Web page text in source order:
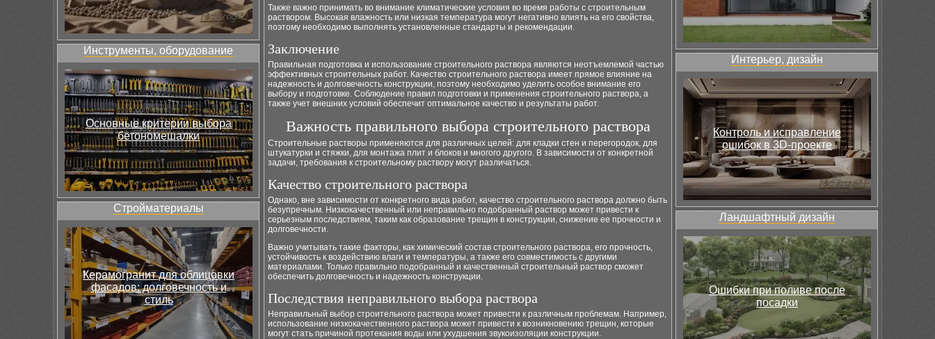
Инструменты, оборудование
Основные критерии выбора
бетономешалки
Стройматериалы
Керамогранит для облицовки
фасадов: долговечность и
стиль
Также важно принимать во внимание климатические условия во время работы с строительным
раствором. Высокая влажность или низкая температура могут негативно влиять на его свойства,
поэтому необходимо выполнять установленные стандарты и рекомендации.
Заключение
Правильная подготовка и использование строительного раствора являются неотъемлемой частью
эффективных строительных работ. Качество строительного раствора имеет прямое влияние на
надежность и долговечность конструкции, поэтому необходимо уделить особое внимание его
выбору и подготовке. Соблюдение правил подготовки и применения строительного раствора, а
также учет внешних условий обеспечит оптимальное качество и результаты работ.
Важность правильного выбора строительного раствора
Строительные растворы применяются для различных целей: для кладки стен и перегородок, для
штукатурки и стяжки, для монтажа плит и блоков и многого другого. В зависимости от конкретной
задачи, требования к строительному раствору могут различаться.
Качество строительного раствора
Однако, вне зависимости от конкретного вида работ, качество строительного раствора должно быть
безупречным. Низкокачественный или неправильно подобранный раствор может привести к
серьезным последствиям, таким как образование трещин в конструкции, снижение ее прочности и
долговечности.
Важно учитывать такие факторы, как химический состав строительного раствора, его прочность,
устойчивость к воздействию влаги и температуры, а также его совместимость с другими
материалами. Только правильно подобранный и качественный строительный раствор сможет
обеспечить долговечность и надежность конструкции.
Последствия неправильного выбора раствора
Неправильный выбор строительного раствора может привести к различным проблемам. Например,
использование низкокачественного раствора может привести к возникновению трещин, которые
могут стать причиной протекания воды или ухудшения звукоизоляции конструкции.
Интерьер, дизайн
Контроль и исправление
ошибок в 3D-проекте
Ландшафтный дизайн
Ошибки при поливе после
посадки